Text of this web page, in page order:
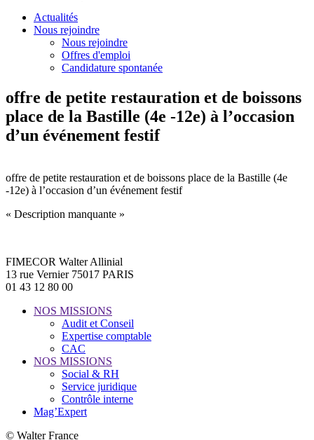
Actualités
Nous rejoindre
Nous rejoindre
Offres d'emploi
Candidature spontanée
offre de petite restauration et de boissons
place de la Bastille (4e -12e) à l’occasion
d’un événement festif
offre de petite restauration et de boissons place de la Bastille (4e
-12e) à l’occasion d’un événement festif
« Description manquante »
FIMECOR Walter Allinial
13 rue Vernier 75017 PARIS
01 43 12 80 00
NOS MISSIONS
Audit et Conseil
Expertise comptable
CAC
NOS MISSIONS
Social & RH
Service juridique
Contrôle interne
Mag’Expert
© Walter France